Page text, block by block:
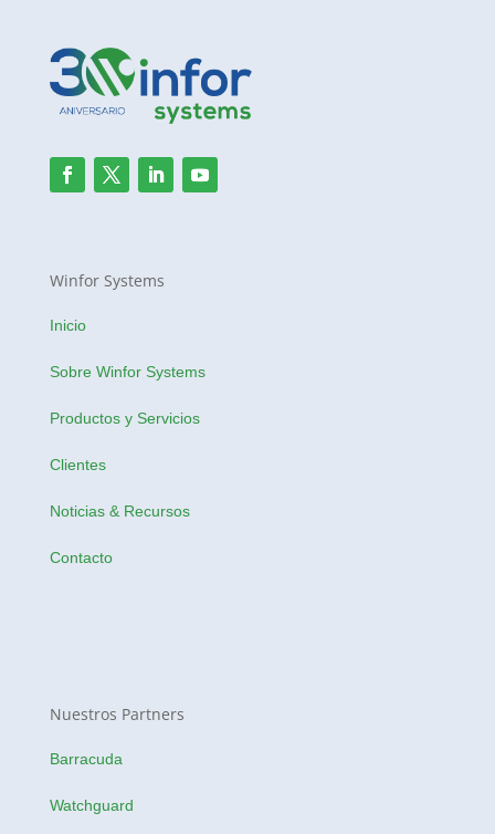
Winfor Systems
Inicio
Sobre Winfor Systems
Productos y Servicios
Clientes
Noticias & Recursos
Contacto
Nuestros Partners
Barracuda
Watchguard